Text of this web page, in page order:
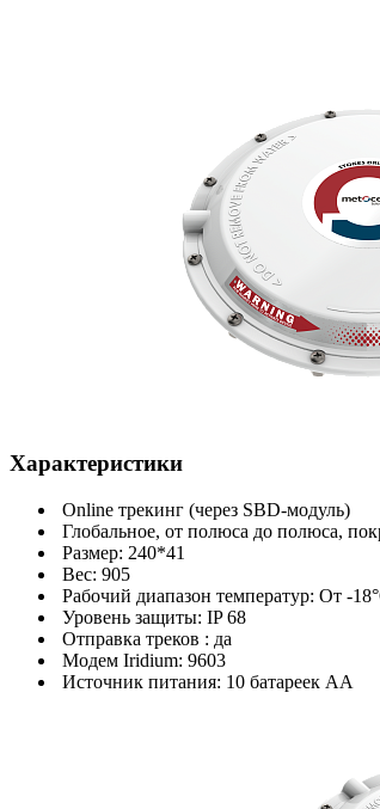
Характеристики
Online трекинг (через SBD-модуль)
Глобальное, от полюса до полюса,
Размер: 240*41
Вес: 905
Рабочий диапазон температур: От -
Уровень защиты: IP 68
Отправка треков : да
Модем Iridium: 9603
Источник питания: 10 батареек AA